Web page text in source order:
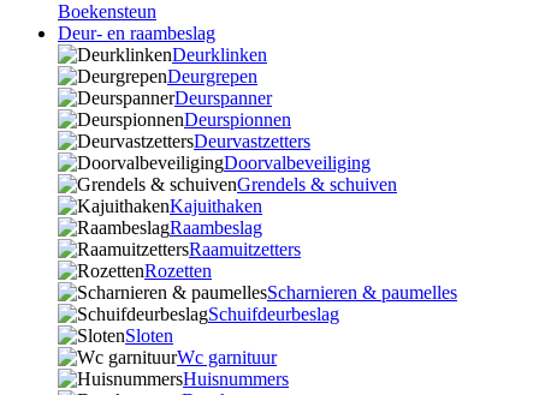
Boekensteun
Deur- en raambeslag
Deurklinken
Deurgrepen
Deurspanner
Deurspionnen
Deurvastzetters
Doorvalbeveiliging
Grendels & schuiven
Kajuithaken
Raambeslag
Raamuitzetters
Rozetten
Scharnieren & paumelles
Schuifdeurbeslag
Sloten
Wc garnituur
Huisnummers